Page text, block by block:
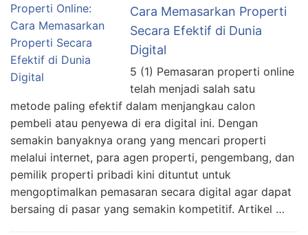
Cara Memasarkan Properti
Secara Efektif di Dunia
Digital
5 (1) Pemasaran properti online
telah menjadi salah satu
metode paling efektif dalam menjangkau calon
pembeli atau penyewa di era digital ini. Dengan
semakin banyaknya orang yang mencari properti
melalui internet, para agen properti, pengembang, dan
pemilik properti pribadi kini dituntut untuk
mengoptimalkan pemasaran secara digital agar dapat
bersaing di pasar yang semakin kompetitif. Artikel …